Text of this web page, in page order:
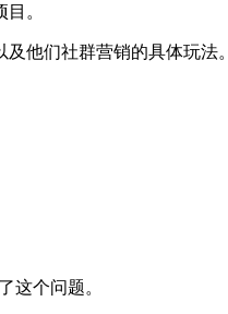
。
他们社群营销的具体玩法。
这个问题。